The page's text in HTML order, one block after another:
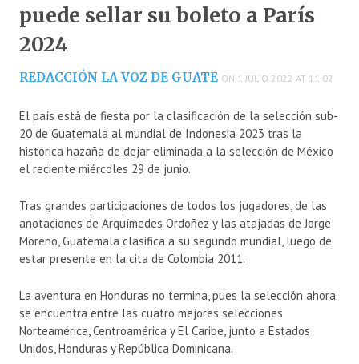
puede sellar su boleto a París
2024
REDACCIÓN LA VOZ DE GUATE ON 1 JULIO 2022 AT 11:02
El país está de fiesta por la clasificación de la selección sub-
20 de Guatemala al mundial de Indonesia 2023 tras la
histórica hazaña de dejar eliminada a la selección de México
el reciente miércoles 29 de junio.
Tras grandes participaciones de todos los jugadores, de las
anotaciones de Arquímedes Ordoñez y las atajadas de Jorge
Moreno, Guatemala clasifica a su segundo mundial, luego de
estar presente en la cita de Colombia 2011.
La aventura en Honduras no termina, pues la selección ahora
se encuentra entre las cuatro mejores selecciones
Norteamérica, Centroamérica y El Caribe, junto a Estados
Unidos, Honduras y República Dominicana.